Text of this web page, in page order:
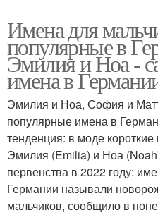
Имена для
популярные в
Эмилия и Ноа -
имена в
Эмилия и Ноа, София и
популярные имена в
тенденция: в моде
Эмилия (Emilia) и Ноа
первенства в 2022 году:
Германии называли
мальчиков, сообщило в